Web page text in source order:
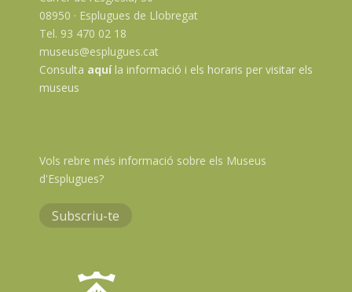
08950 · Esplugues de Llobregat
Tel. 93 470 02 18
museus@esplugues.cat
Consulta aquíla informació i els horaris per visitar els
museus
Vols rebre més informació sobre els Museus
d'Esplugues?
Subscriu-te